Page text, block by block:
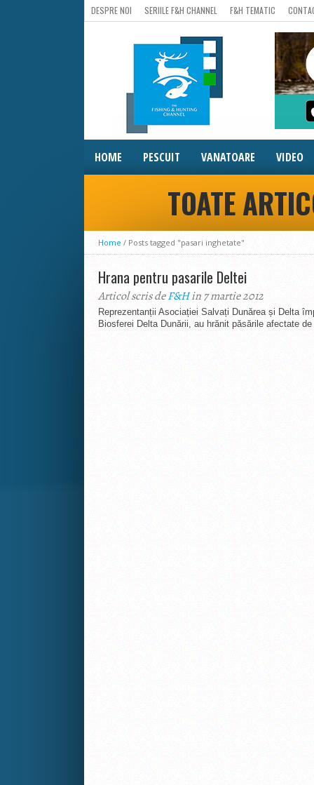
DESPRE NOI SERIILE F&H CHANNEL F&H TEMATIC
HOME PESCUIT VANATOARE VIDEO
TOATE
Home / Posts tagged "pasari inghetate"
Hrana pentru pasarile Deltei
Articol scris deF&Hin 7 martie 2012
Reprezentanții Asociației Salvați Dunărea și Delta
Biosferei Delta Dunării, au hrănit păsările afectate